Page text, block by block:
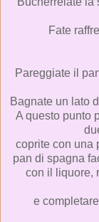
Fate
Pareggiate il
Bagnate un lato
A questo punto
coprite con una
pan di spagna
con il liquore,
e